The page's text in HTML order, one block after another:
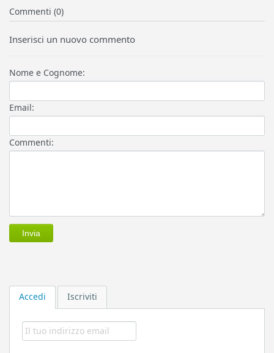
Accedi Iscriviti
Commenti (0)
Inserisci un nuovo commento
Nome e Cognome:
Email:
Commenti: